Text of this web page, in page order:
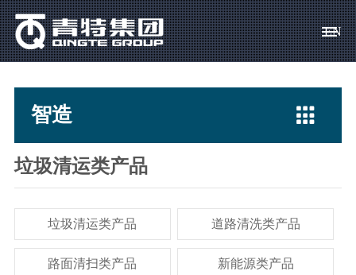
EN
青 特
集团领导
资料下载
智造
专用汽车
车桥零部件
创 新
创新体系
科技基地
营 销
客户服务
求 贤
社会招聘
员工关爱
常见问题
简历投递
智造 
垃圾清运类产品
垃圾清运类产品 道路清洗类产品
路面清扫类产品 新能源类产品